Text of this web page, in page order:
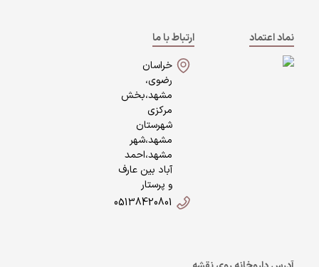
نماد اعتماد
ارتباط با ما
خراسان
رضوی،
مشهد،بخش
مرکزی
شهرستان
مشهد،شهر
مشهد،احمد
آباد بین عارف
و پرستار
05138420801